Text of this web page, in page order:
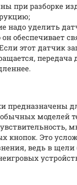
при разборке
надо уделить
обеспечивает
этот датчик
передача
предназначены
моделей
кнопок. Это
ведь в щели